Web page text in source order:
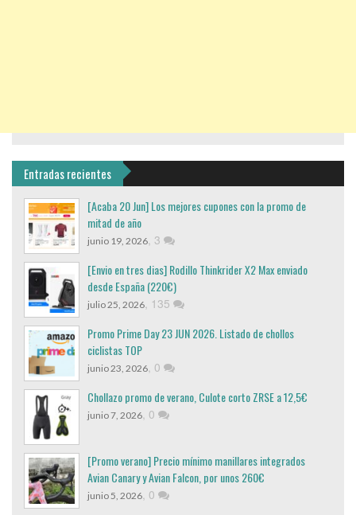
Entradas recientes
[Acaba 20 Jun] Los mejores cupones con la promo de
mitad de año
junio 19, 2026, 3
[Envio en tres dias] Rodillo Thinkrider X2 Max enviado
desde España (220€)
julio 25, 2026, 135
Promo Prime Day 23 JUN 2026. Listado de chollos
ciclistas TOP
junio 23, 2026, 0
Chollazo promo de verano, Culote corto ZRSE a 12,5€
junio 7, 2026, 0
[Promo verano] Precio mínimo manillares integrados
Avian Canary y Avian Falcon, por unos 260€
junio 5, 2026, 0